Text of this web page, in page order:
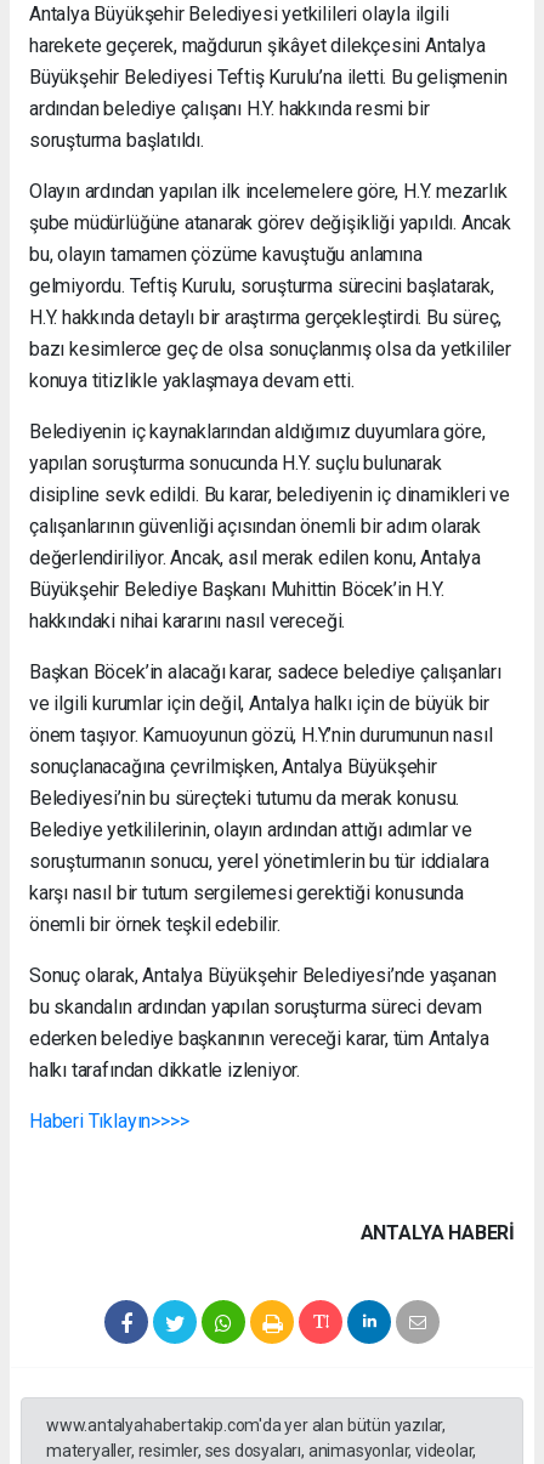
Antalya Büyükşehir Belediyesi yetkilileri olayla ilgili
harekete geçerek, mağdurun şikâyet dilekçesini Antalya
Büyükşehir Belediyesi Teftiş Kurulu’na iletti. Bu gelişmenin
ardından belediye çalışanı H.Y. hakkında resmi bir
soruşturma başlatıldı.
Olayın ardından yapılan ilk incelemelere göre, H.Y. mezarlık
şube müdürlüğüne atanarak görev değişikliği yapıldı. Ancak
bu, olayın tamamen çözüme kavuştuğu anlamına
gelmiyordu. Teftiş Kurulu, soruşturma sürecini başlatarak,
H.Y. hakkında detaylı bir araştırma gerçekleştirdi. Bu süreç,
bazı kesimlerce geç de olsa sonuçlanmış olsa da yetkililer
konuya titizlikle yaklaşmaya devam etti.
Belediyenin iç kaynaklarından aldığımız duyumlara göre,
yapılan soruşturma sonucunda H.Y. suçlu bulunarak
disipline sevk edildi. Bu karar, belediyenin iç dinamikleri ve
çalışanlarının güvenliği açısından önemli bir adım olarak
değerlendiriliyor. Ancak, asıl merak edilen konu, Antalya
Büyükşehir Belediye Başkanı Muhittin Böcek’in H.Y.
hakkındaki nihai kararını nasıl vereceği.
Başkan Böcek’in alacağı karar, sadece belediye çalışanları
ve ilgili kurumlar için değil, Antalya halkı için de büyük bir
önem taşıyor. Kamuoyunun gözü, H.Y.’nin durumunun nasıl
sonuçlanacağına çevrilmişken, Antalya Büyükşehir
Belediyesi’nin bu süreçteki tutumu da merak konusu.
Belediye yetkililerinin, olayın ardından attığı adımlar ve
soruşturmanın sonucu, yerel yönetimlerin bu tür iddialara
karşı nasıl bir tutum sergilemesi gerektiği konusunda
önemli bir örnek teşkil edebilir.
Sonuç olarak, Antalya Büyükşehir Belediyesi’nde yaşanan
bu skandalın ardından yapılan soruşturma süreci devam
ederken belediye başkanının vereceği karar, tüm Antalya
halkı tarafından dikkatle izleniyor.
Haberi Tıklayın>>>>
ANTALYA HABERİ
www.antalyahabertakip.com'da yer alan bütün yazılar,
materyaller, resimler, ses dosyaları, animasyonlar, videolar,